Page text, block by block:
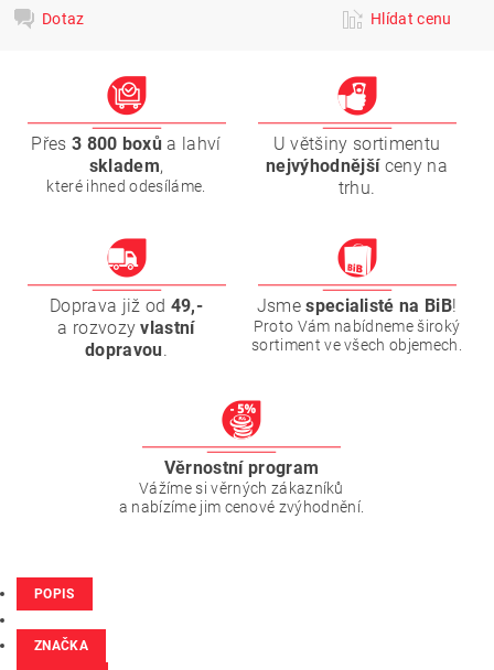
Dotaz Hlídat cenu
Přes 3 800 boxůa lahví
skladem,
které ihned odesíláme.
U většiny sortimentu
nejvýhodnější ceny na
trhu.
Doprava již od 49,-
a rozvozyvlastní
dopravou.
Jsmespecialisté na BiB!
Proto Vám nabídneme široký
sortiment ve všech objemech.
Věrnostní program
Vážíme si věrných zákazníků
a nabízíme jim cenové zvýhodnění.
POPIS
ZNAČKA